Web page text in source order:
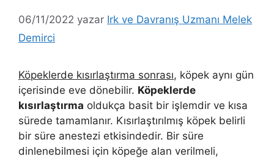
06/11/2022 yazar Irk ve Davranış Uzmanı Melek
Demirci
Köpeklerde kısırlaştırma sonrası, köpek aynı gün
içerisinde eve dönebilir. Köpeklerde
kısırlaştırma oldukça basit bir işlemdir ve kısa
sürede tamamlanır. Kısırlaştırılmış köpek belirli
bir süre anestezi etkisindedir. Bir süre
dinlenebilmesi için köpeğe alan verilmeli,